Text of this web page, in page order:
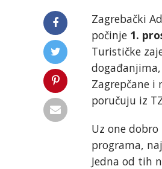
Zagrebački
počinje 1.
Turističke
Zagrepčane i
poručuju iz
Uz one
programa,
Jedna od tih